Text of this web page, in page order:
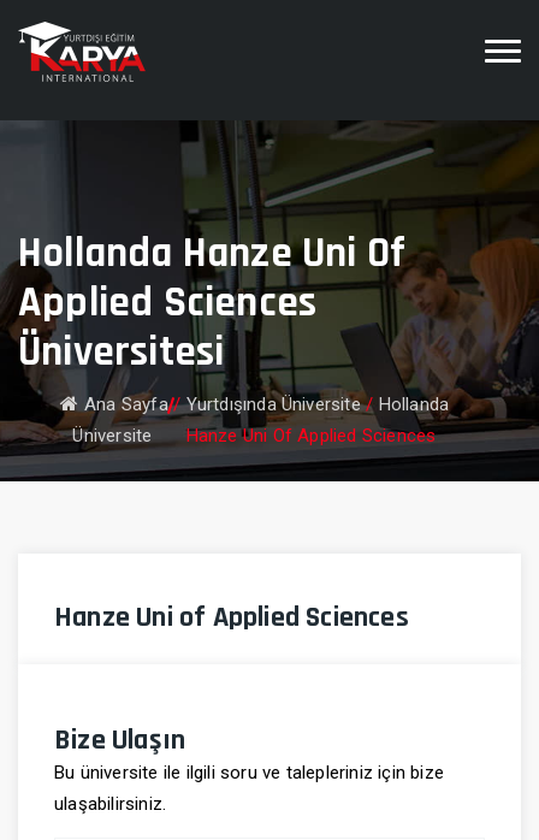
Hollanda Hanze Uni Of
Applied Sciences
Üniversitesi
Ana Sayfa/Yurtdışında Üniversite/ Hollanda
Üniversite
Hanze Uni Of Applied Sciences
Hanze Uni of Applied Sciences
Bize Ulaşın
Bu üniversite ile ilgili soru ve talepleriniz için bize
ulaşabilirsiniz.